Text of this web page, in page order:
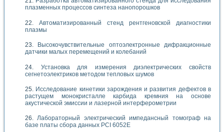
плазменных процессов синтеза нанопорошков
Автоматизированный стенд рентгеновской диагностики
плазмы
Высокочувствительные оптоэлектронные дифракционные
датчики малых перемещений и колебаний
Установка для измерения диэлектрических свойств
сегнетоэлектриков методом тепловых шумов
Исследование кинетики зарождения и развития дефектов в
растущем монокристалле карбида кремния на основе
акустической эмиссии и лазерной интерферометрии
Лабораторный электрический импедансный томограф на
базе платы сбора данных PCI 6052E